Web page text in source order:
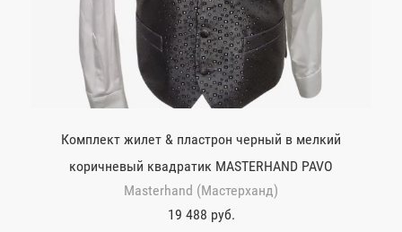
Комплект жилет & пластрон черный в мелкий
коричневый квадратик MASTERHAND PAVO
Masterhand (Мастерханд)
19 488 руб.